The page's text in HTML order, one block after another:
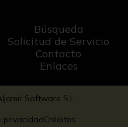
Búsqueda
Solicitud de Servicio
Contacto
Enlaces
Software S.L.
privacidadCréditos